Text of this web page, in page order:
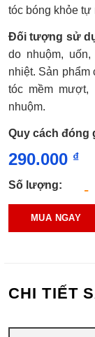
tóc bóng khỏe tự
Đối tượng sử
do nhuộm,
nhiệt. Sản
tóc mềm
nhuộm.
Quy cách đóng
290.000 ₫
Số lượng:
MUA NGAY
CHI TIẾT